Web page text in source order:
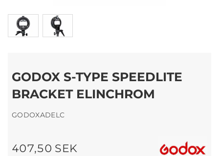
GODOX S-TYPE SPEEDLITE
BRACKET ELINCHROM
GODOXADELC
407,50 SEK